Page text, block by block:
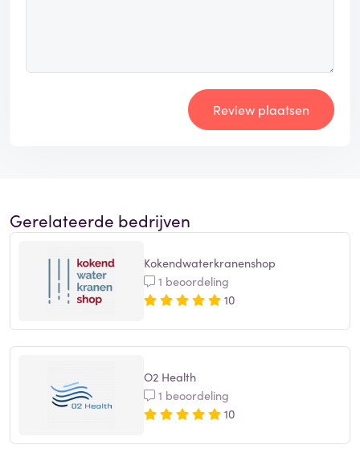
Review plaatsen
Gerelateerde bedrijven
Kokendwaterkranenshop
1 beoordeling
10
O2 Health
1 beoordeling
10